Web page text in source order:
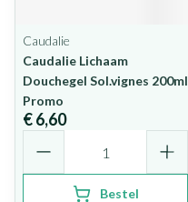
Caudalie
Caudalie Lichaam
Douchegel Sol.vignes 200ml
Promo
€ 6,60
Bestel